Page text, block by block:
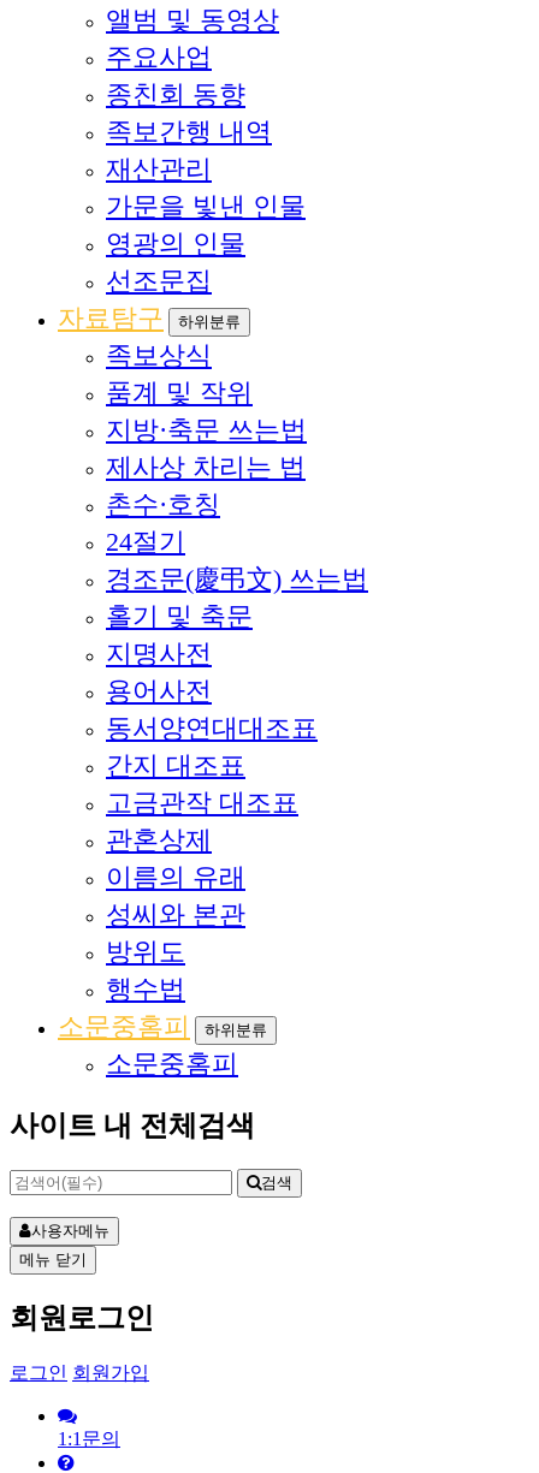
앨범 및 동영상
주요사업
종친회 동향
족보간행 내역
재산관리
가문을 빛낸 인물
영광의 인물
선조문집
자료탐구
하위분류
족보상식
품계 및 작위
지방·축문 쓰는법
제사상 차리는 법
촌수·호칭
24절기
경조문(慶弔文) 쓰는법
홀기 및 축문
지명사전
용어사전
동서양연대대조표
간지 대조표
고금관작 대조표
관혼상제
이름의 유래
성씨와 본관
방위도
행수법
소문중홈피
하위분류
소문중홈피
사이트 내 전체검색
검색
사용자메뉴
메뉴 닫기
회원로그인
로그인 회원가입
1:1문의